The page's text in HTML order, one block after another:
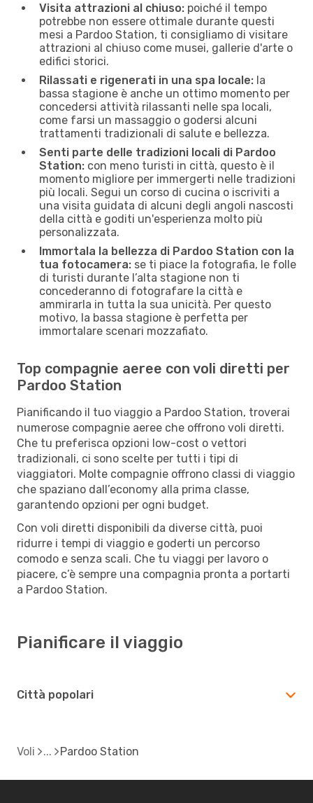
Visita attrazioni al chiuso: poiché il tempo
potrebbe non essere ottimale durante questi
mesi a Pardoo Station, ti consigliamo di visitare
attrazioni al chiuso come musei, gallerie d'arte o
edifici storici.
Rilassati e rigenerati in una spa locale: la
bassa stagione è anche un ottimo momento per
concedersi attività rilassanti nelle spa locali,
come farsi un massaggio o godersi alcuni
trattamenti tradizionali di salute e bellezza.
Senti parte delle tradizioni locali di Pardoo
Station: con meno turisti in città, questo è il
momento migliore per immergerti nelle tradizioni
più locali. Segui un corso di cucina o iscriviti a
una visita guidata di alcuni degli angoli nascosti
della città e goditi un'esperienza molto più
personalizzata.
Immortala la bellezza di Pardoo Station con la
tua fotocamera: se ti piace la fotografia, le folle
di turisti durante l’alta stagione non ti
concederanno di fotografare la città e
ammirarla in tutta la sua unicità. Per questo
motivo, la bassa stagione è perfetta per
immortalare scenari mozzafiato.
Top compagnie aeree con voli diretti per
Pardoo Station
Pianificando il tuo viaggio a Pardoo Station, troverai
numerose compagnie aeree che offrono voli diretti.
Che tu preferisca opzioni low-cost o vettori
tradizionali, ci sono scelte per tutti i tipi di
viaggiatori. Molte compagnie offrono classi di viaggio
che spaziano dall’economy alla prima classe,
garantendo opzioni per ogni budget.
Con voli diretti disponibili da diverse città, puoi
ridurre i tempi di viaggio e goderti un percorso
comodo e senza scali. Che tu viaggi per lavoro o
piacere, c’è sempre una compagnia pronta a portarti
a Pardoo Station.
Pianificare il viaggio
Città popolari
Voli Pardoo Station